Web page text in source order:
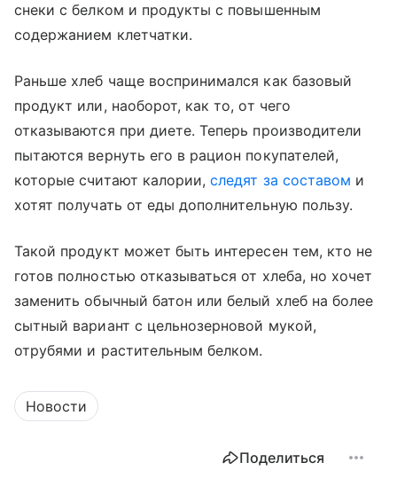
снеки с белком и продукты с повышенным
содержанием клетчатки.
Раньше хлеб чаще воспринимался как базовый
продукт или, наоборот, как то, от чего
отказываются при диете. Теперь производители
пытаются вернуть его в рацион покупателей,
которые считают калории,следят за составом и
хотят получать от еды дополнительную пользу.
Такой продукт может быть интересен тем, кто не
готов полностью отказываться от хлеба, но хочет
заменить обычный батон или белый хлеб на более
сытный вариант с цельнозерновой мукой,
отрубями и растительным белком.
Новости
Поделиться